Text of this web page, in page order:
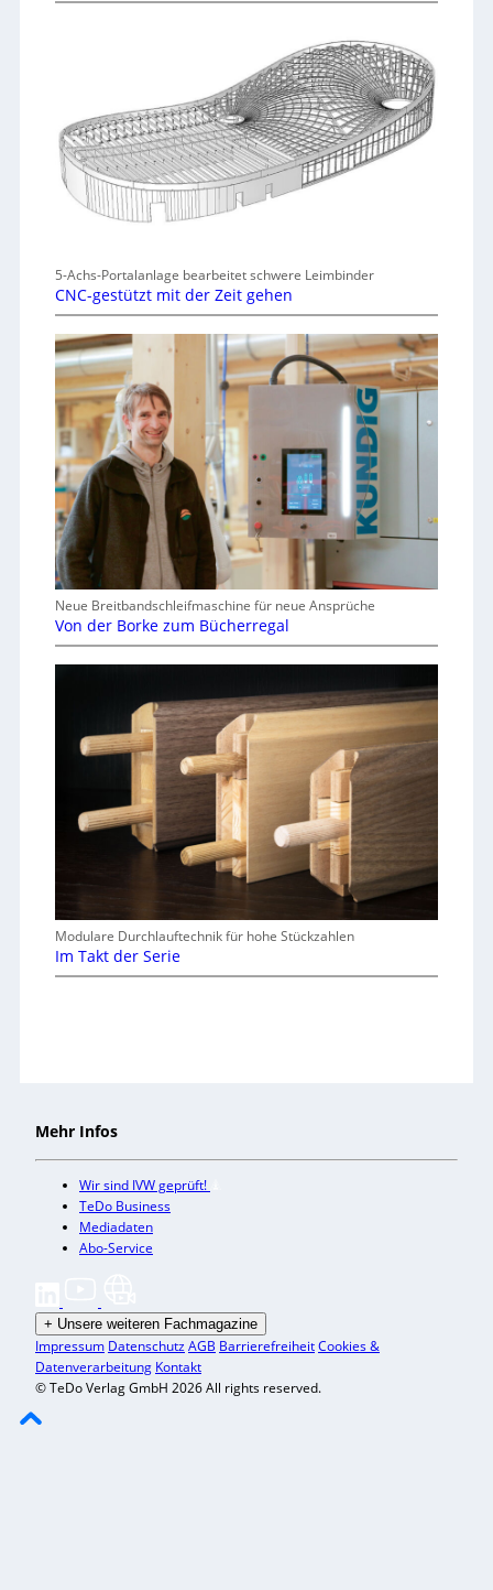
5-Achs-Portalanlage bearbeitet schwere Leimbinder
CNC-gestützt mit der Zeit gehen
Neue Breitbandschleifmaschine für neue Ansprüche
Von der Borke zum Bücherregal
Modulare Durchlauftechnik für hohe Stückzahlen
Im Takt der Serie
Mehr Infos
Wir sind IVW geprüft!
TeDo Business
Mediadaten
Abo-Service
+ Unsere weiteren Fachmagazine
Impressum DatenschutzAGB BarrierefreiheitCookies &
Datenverarbeitung Kontakt
© TeDo Verlag GmbH 2026 All rights reserved.